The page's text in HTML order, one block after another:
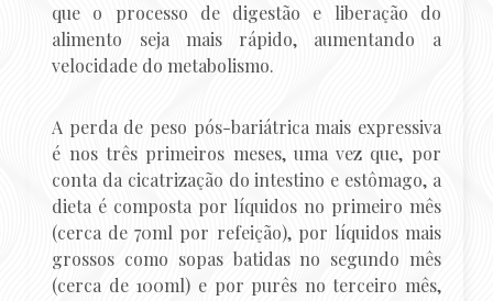
que o processo de digestão e liberação do
alimento seja mais rápido, aumentando a
velocidade do metabolismo.
A perda de peso pós-bariátrica mais expressiva
é nos três primeiros meses, uma vez que, por
conta da cicatrização do intestino e estômago, a
dieta é composta por líquidos no primeiro mês
(cerca de 70ml por refeição), por líquidos mais
grossos como sopas batidas no segundo mês
(cerca de 100ml) e por purês no terceiro mês,